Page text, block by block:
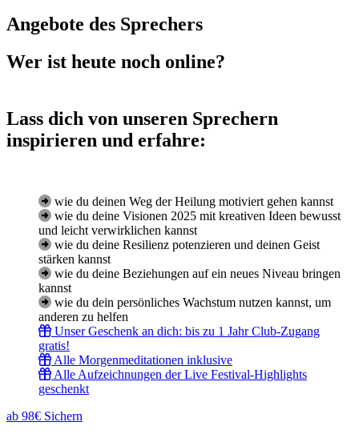
Angebote des Sprechers
Wer ist heute noch online?
Lass dich von unseren Sprechern
inspirieren und erfahre:
wie du deinen Weg der Heilung motiviert gehen kannst
wie du deine Visionen 2025 mit kreativen Ideen bewusst
und leicht verwirklichen kannst
wie du deine Resilienz potenzieren und deinen Geist
stärken kannst
wie du deine Beziehungen auf ein neues Niveau bringen
kannst
wie du dein persönliches Wachstum nutzen kannst, um
anderen zu helfen
Unser Geschenk an dich: bis zu 1 Jahr Club-Zugang
gratis!
Alle Morgenmeditationen inklusive
Alle Aufzeichnungen der Live Festival-Highlights
geschenkt
ab 98€ Sichern